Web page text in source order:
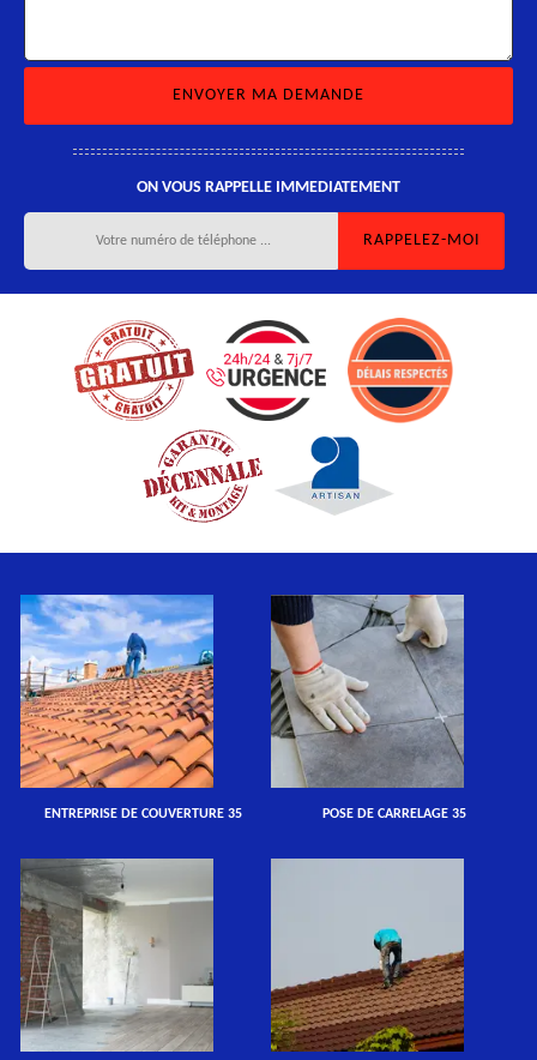
ON VOUS RAPPELLE IMMEDIATEMENT
ENTREPRISE DE COUVERTURE 35 POSE DE CARRELAGE 35